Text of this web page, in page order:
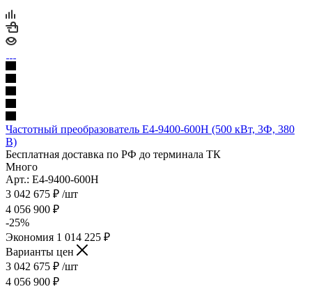
Частотный преобразователь E4-9400-600H (500 кВт, 3Ф, 380
В)
Бесплатная доставка по РФ до терминала ТК
Много
Арт.: E4-9400-600H
3 042 675 ₽ /шт
4 056 900 ₽
-25%
Экономия 1 014 225 ₽
Варианты цен
3 042 675 ₽ /шт
4 056 900 ₽